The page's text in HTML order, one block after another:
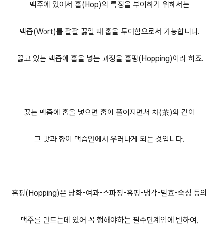
맥주에 있어서 홉(Hop)의 특징을 부여하기 위해서는
맥즙(Wort)를 팔팔 끓일 때 홉을 투여함으로서 가능합니다.
끓고 있는 맥즙에 홉을 넣는 과정을 홉핑(Hopping)이라 하죠.
끓는 맥즙에 홉을 넣으면 홉이 풀어지면서 차(茶)와 같이
그 맛과 향이 맥즙안에서 우러나게 되는 것입니다.
홉핑(Hopping)은 당화-여과-스파징-홉핑-냉각-발효-숙성 등의
맥주를 만드는데 있어 꼭 행해야하는 필수단계임에 반하여,